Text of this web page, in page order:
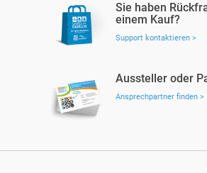
Sie haben
einem Kauf?
Support kontaktieren >
Aussteller oder
Ansprechpartner finden >